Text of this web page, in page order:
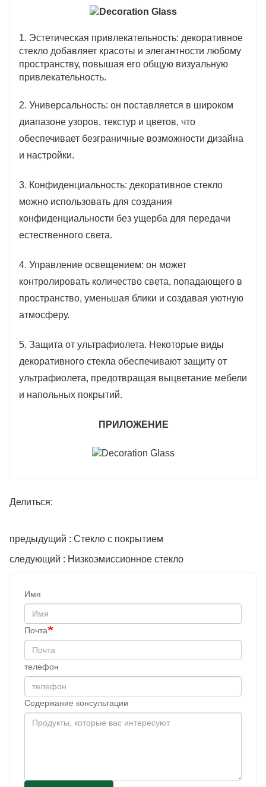
1. Эстетическая привлекательность: декоративное
стекло добавляет красоты и элегантности любому
пространству, повышая его общую визуальную
привлекательность.
2. Универсальность: он поставляется в широком
диапазоне узоров, текстур и цветов, что
обеспечивает безграничные возможности дизайна
и настройки.
3. Конфиденциальность: декоративное стекло
можно использовать для создания
конфиденциальности без ущерба для передачи
естественного света.
4. Управление освещением: он может
контролировать количество света, попадающего в
пространство, уменьшая блики и создавая уютную
атмосферу.
5. Защита от ультрафиолета. Некоторые виды
декоративного стекла обеспечивают защиту от
ультрафиолета, предотвращая выцветание мебели
и напольных покрытий.
ПРИЛОЖЕНИЕ
Делиться:
предыдущий : Стекло с покрытием
следующий : Низкоэмиссионное стекло
Имя
Почта
телефон
Содержание консультации